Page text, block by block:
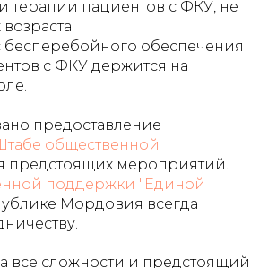
терапии пациентов с ФКУ, не
бесперебойного обеспечения
с ФКУ держится на
предоставление
общественной
предстоящих мероприятий.
поддержки "Единой
Мордовия всегда
все сложности и предстоящий